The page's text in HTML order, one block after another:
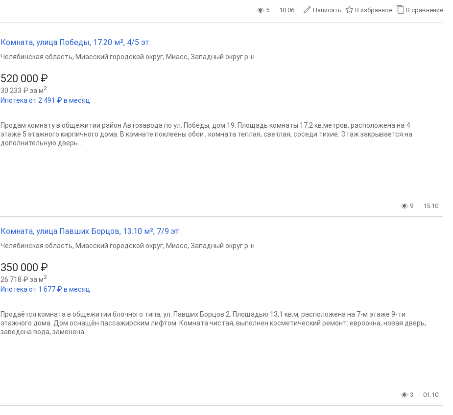
5 10.06 Написать В избранное В сравнение
Комната, улица Победы, 17.20 м², 4/5 эт.
520 000 ₽
30 233 ₽ за м2
Ипотека от 2 491 ₽ в месяц
Челябинская область, Миасский городской округ, Миасс, Западный округ р-н
Продам комнату в общежитии район Автозавода по ул. Победы, дом 19. Площадь комнаты 17,2 кв.метров, расположена на 4
этаже 5 этажного кирпичного дома. В комнате поклеены обои , комната теплая, светлая, соседи тихие. Этаж закрывается на
дополнительную дверь....
9 15.10
Комната, улица Павших Борцов, 13.10 м², 7/9 эт.
350 000 ₽
26 718 ₽ за м2
Ипотека от 1 677 ₽ в месяц
Челябинская область, Миасский городской округ, Миасс, Западный округ р-н
Продаётся комната в общежитии блочного типа, ул. Павших Борцов 2. Площадью 13,1 кв.м, расположена на 7-м этаже 9-ти
этажного дома. Дом оснащён пассажирским лифтом. Комната чистая, выполнен косметический ремонт: евроокна, новая дверь,
заведена вода, заменена...
3 01.10